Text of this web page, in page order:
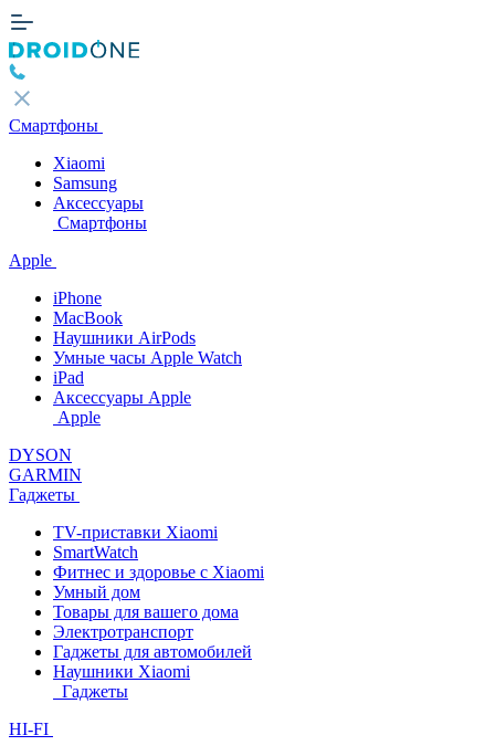
Смартфоны
Xiaomi
Samsung
Аксессуары
Смартфоны
Apple
iPhone
MacBook
Наушники AirPods
Умные часы Apple Watch
iPad
Аксессуары Apple
Apple
DYSON
GARMIN
Гаджеты
TV-приставки Xiaomi
SmartWatch
Фитнес и здоровье с Xiaomi
Умный дом
Товары для вашего дома
Электротранспорт
Гаджеты для автомобилей
Наушники Xiaomi
Гаджеты
HI-FI